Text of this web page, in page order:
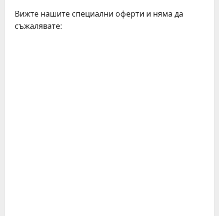
Вижте нашите специални оферти и няма да
съжалявате: